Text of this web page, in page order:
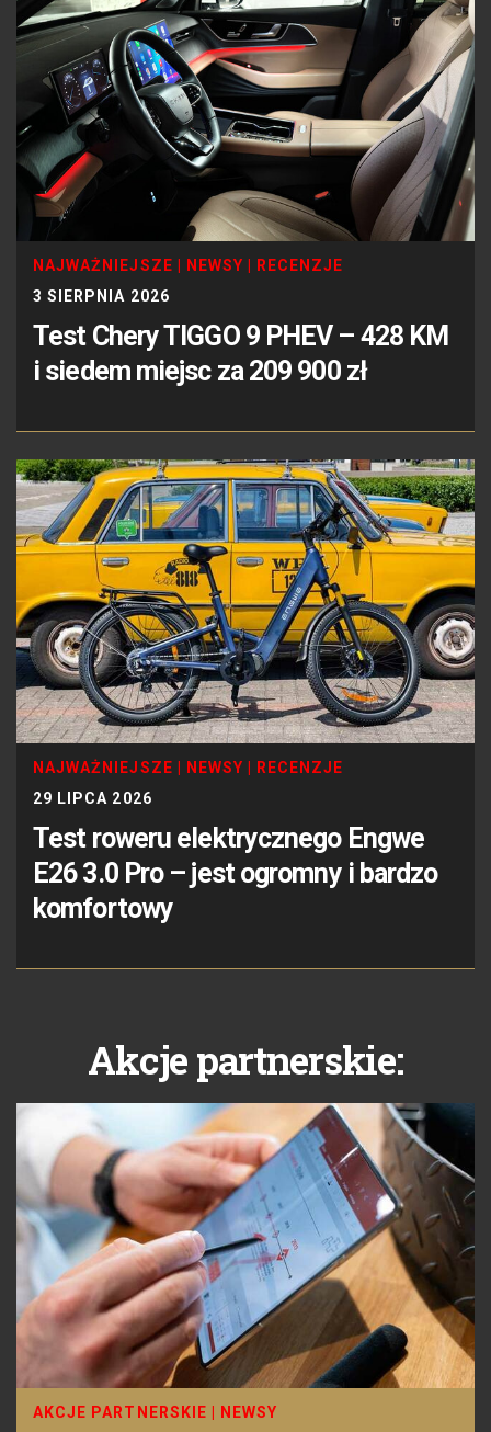
NAJWAŻNIEJSZE NEWSY
RECENZJE
3 SIERPNIA 2026
Test Chery TIGGO 9 PHEV – 428 KM
i siedem miejsc za 209 900 zł
NAJWAŻNIEJSZE NEWSY
RECENZJE
29 LIPCA 2026
Test roweru elektrycznego Engwe
E26 3.0 Pro – jest ogromny i bardzo
komfortowy
Akcje partnerskie:
AKCJE PARTNERSKIE
NEWSY